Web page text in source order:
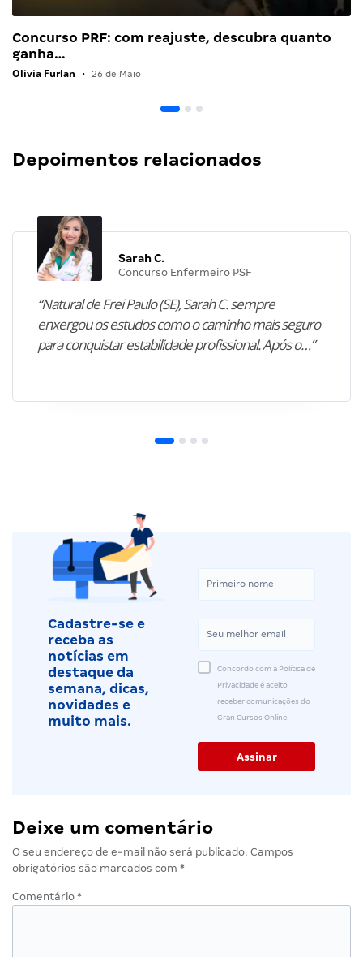
Concurso PRF: com reajuste, descubra quanto
ganha…
Olivia Furlan • 26 de Maio
Depoimentos relacionados
Sarah C.
Concurso Enfermeiro PSF
“Natural de Frei Paulo (SE), Sarah C. sempre
enxergou os estudos como o caminho mais seguro
para conquistar estabilidade profissional. Após o…”
Cadastre-se e
receba as
notícias em
destaque da
semana, dicas,
novidades e
muito mais.
Concordo com a Política de
Privacidade e aceito
receber comunicações do
Gran Cursos Online.
Deixe um comentário
O seu endereço de e-mail não será publicado. Campos
obrigatórios são marcados com *
Comentário *